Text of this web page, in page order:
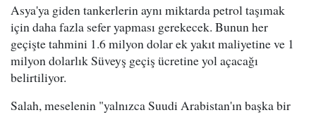
Asya'ya giden tankerlerin aynı miktarda petrol taşımak
için daha fazla sefer yapması gerekecek. Bunun her
geçişte tahmini 1.6 milyon dolar ek yakıt maliyetine ve 1
milyon dolarlık Süveyş geçiş ücretine yol açacağı
belirtiliyor.
Salah, meselenin "yalnızca Suudi Arabistan'ın başka bir